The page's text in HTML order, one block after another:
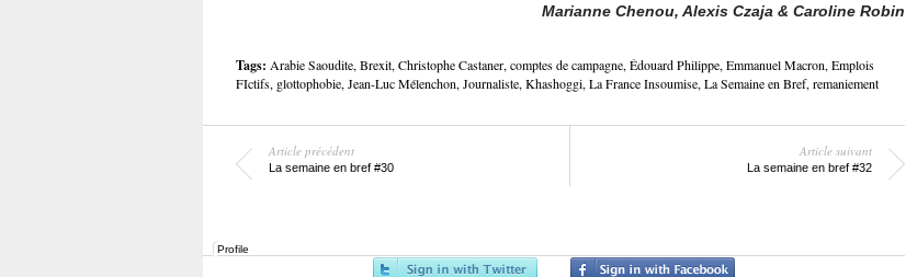
Marianne Chenou, Alexis Czaja & Caroline Robin
Tags: Arabie Saoudite, Brexit, Christophe Castaner, comptes de campagne, Édouard Philippe, Emmanuel Macron, Emplois
FIctifs, glottophobie, Jean-Luc Mélenchon, Journaliste, Khashoggi, La France Insoumise, La Semaine en Bref, remaniement
Article précédent
La semaine en bref #30
Article suivant
La semaine en bref #32
Profile